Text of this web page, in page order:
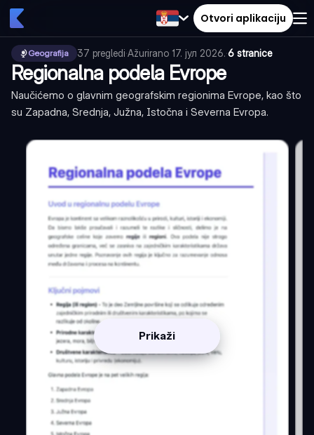
Otvori aplikaciju
Geografija 37 pregledi·Ažurirano 17. јул 2026.·6 stranice
Regionalna podela Evrope
Naučićemo o glavnim geografskim regionima Evrope, kao što
su Zapadna, Srednja, Južna, Istočna i Severna Evropa.
Prikaži